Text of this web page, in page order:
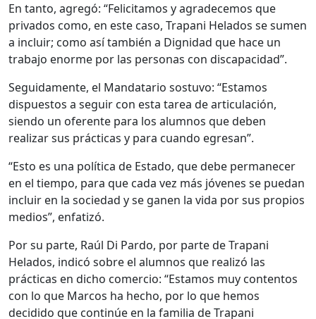
En tanto, agregó: “Felicitamos y agradecemos que
privados como, en este caso, Trapani Helados se sumen
a incluir; como así también a Dignidad que hace un
trabajo enorme por las personas con discapacidad”.
Seguidamente, el Mandatario sostuvo: “Estamos
dispuestos a seguir con esta tarea de articulación,
siendo un oferente para los alumnos que deben
realizar sus prácticas y para cuando egresan”.
“Esto es una política de Estado, que debe permanecer
en el tiempo, para que cada vez más jóvenes se puedan
incluir en la sociedad y se ganen la vida por sus propios
medios”, enfatizó.
Por su parte, Raúl Di Pardo, por parte de Trapani
Helados, indicó sobre el alumnos que realizó las
prácticas en dicho comercio: “Estamos muy contentos
con lo que Marcos ha hecho, por lo que hemos
decidido que continúe en la familia de Trapani